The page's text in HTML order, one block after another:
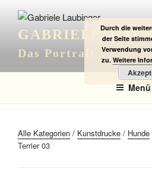
Inhalt
springenGABRIELE
Das Portrait
Menü
Alle Kategorien / Kunstdrucke / Hunde
Terrier 03
Durch die
der Seite
Verwendung
zu. Weitere